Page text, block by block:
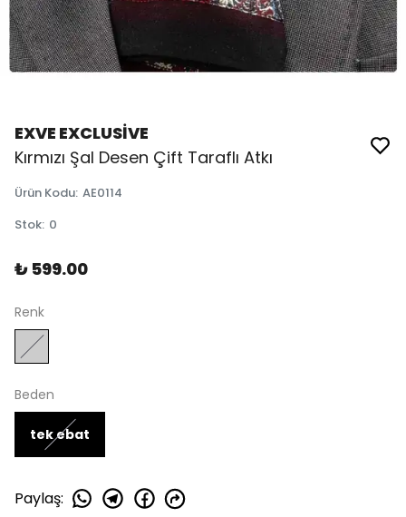
EXVE EXCLUSİVE
Kırmızı Şal Desen Çift Taraflı Atkı
Ürün Kodu: AE0114
Stok: 0
₺ 599.00
Renk
Beden
tek ebat
Paylaş: